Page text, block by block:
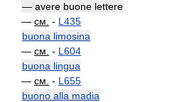
— avere buone lettere
— см. - L435
buona limosina
— см. - L604
buona lingua
— см. - L655
buono alla madia